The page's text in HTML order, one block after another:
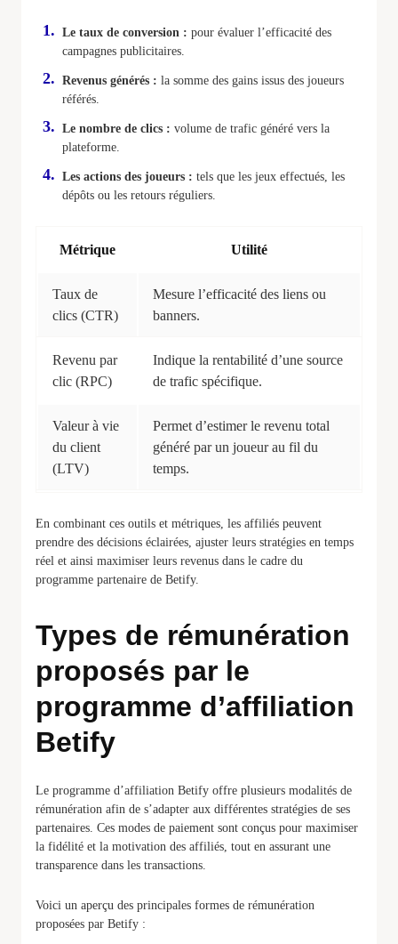
Le taux de conversion : pour évaluer l’efficacité des
campagnes publicitaires.
Revenus générés : la somme des gains issus des joueurs
référés.
Le nombre de clics : volume de trafic généré vers la
plateforme.
Les actions des joueurs : tels que les jeux effectués, les
dépôts ou les retours réguliers.
Métrique Utilité
Taux de
clics (CTR)
Mesure l’efficacité des liens ou
banners.
Revenu par
clic (RPC)
Indique la rentabilité d’une source
de trafic spécifique.
Valeur à vie
du client
(LTV)
Permet d’estimer le revenu total
généré par un joueur au fil du
temps.
En combinant ces outils et métriques, les affiliés peuvent
prendre des décisions éclairées, ajuster leurs stratégies en temps
réel et ainsi maximiser leurs revenus dans le cadre du
programme partenaire de Betify.
Types de rémunération
proposés par le
programme d’affiliation
Betify
Le programme d’affiliation Betify offre plusieurs modalités de
rémunération afin de s’adapter aux différentes stratégies de ses
partenaires. Ces modes de paiement sont conçus pour maximiser
la fidélité et la motivation des affiliés, tout en assurant une
transparence dans les transactions.
Voici un aperçu des principales formes de rémunération
proposées par Betify :